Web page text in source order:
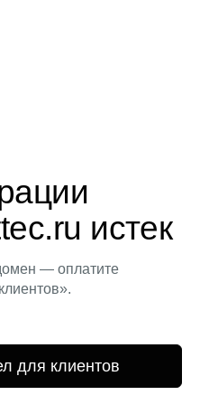
истек
— оплатите
для клиентов